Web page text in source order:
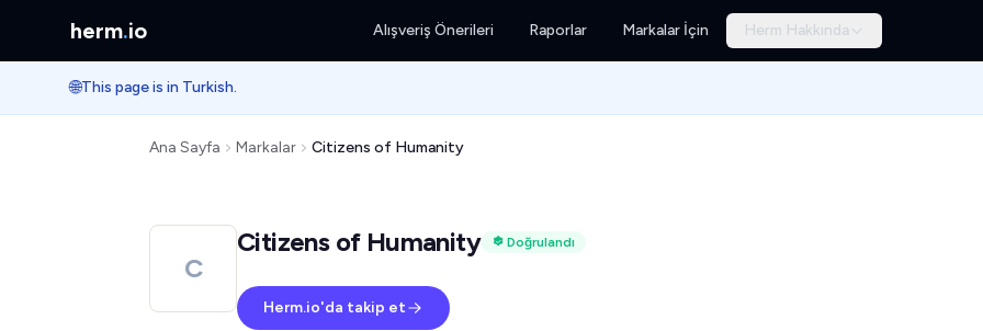
herm.io Alışveriş Önerileri Raporlar Markalar İçin Herm Hakkında
🌐This page is in Turkish.
Ana Sayfa Markalar Citizens of Humanity
C
Citizens of Humanity Doğrulandı
Herm.io'da takip et